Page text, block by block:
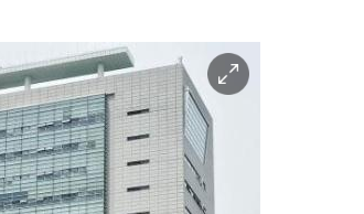
이
미
지
대